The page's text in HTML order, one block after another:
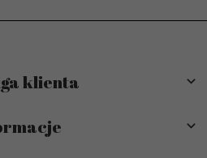
klienta